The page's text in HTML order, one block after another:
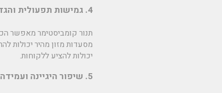
4. גמישות תפעולית והגדלת המגוון בתפריט
תנור קומביסטימר מאפשר
מסעדות מזון מהיר יכולות
יכולות להציע ללקוחות.
5. שיפור היגיינה ועמידה בתקני בטיחות